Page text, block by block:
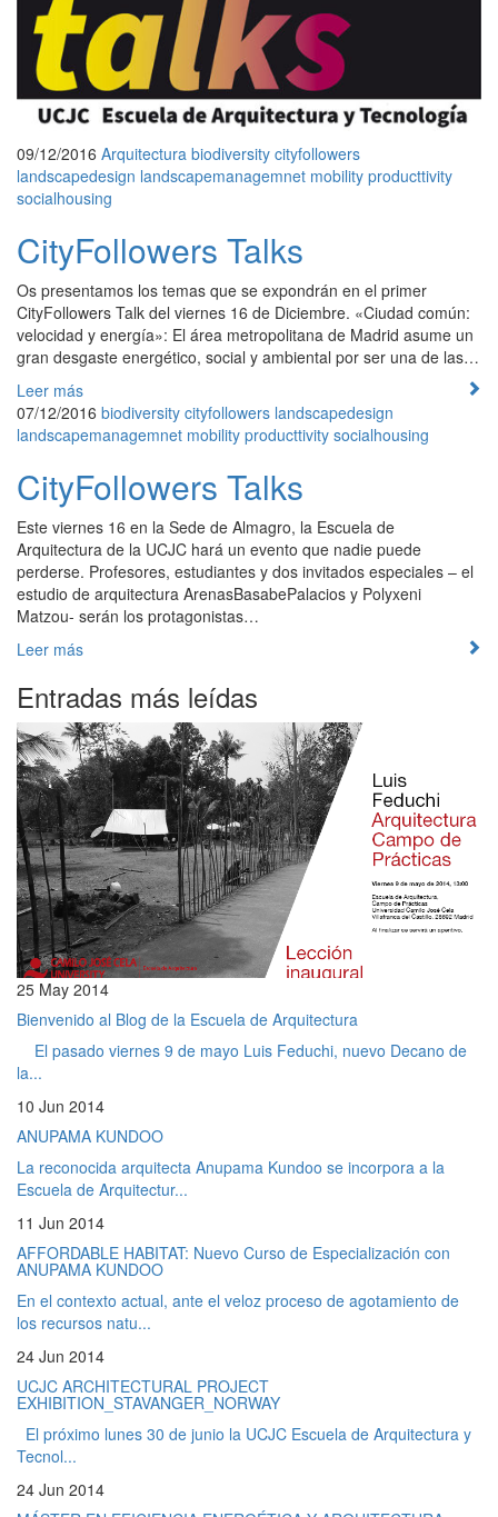
09/12/2016 Arquitectura biodiversity cityfollowers
landscapedesign landscapemanagemnet mobility producttivity
socialhousing
CityFollowers Talks
Os presentamos los temas que se expondrán en el primer
CityFollowers Talk del viernes 16 de Diciembre. «Ciudad común:
velocidad y energía»: El área metropolitana de Madrid asume un
gran desgaste energético, social y ambiental por ser una de las…
Leer más
07/12/2016 biodiversity cityfollowers landscapedesign
landscapemanagemnet mobility producttivity socialhousing
CityFollowers Talks
Este viernes 16 en la Sede de Almagro, la Escuela de
Arquitectura de la UCJC hará un evento que nadie puede
perderse. Profesores, estudiantes y dos invitados especiales – el
estudio de arquitectura ArenasBasabePalacios y Polyxeni
Matzou- serán los protagonistas…
Leer más
Entradas más leídas
25 May 2014
Bienvenido al Blog de la Escuela de Arquitectura
El pasado viernes 9 de mayo Luis Feduchi, nuevo Decano de
la...
10 Jun 2014
ANUPAMA KUNDOO
La reconocida arquitecta Anupama Kundoo se incorpora a la
Escuela de Arquitectur...
11 Jun 2014
AFFORDABLE HABITAT: Nuevo Curso de Especialización con
ANUPAMA KUNDOO
En el contexto actual, ante el veloz proceso de agotamiento de
los recursos natu...
24 Jun 2014
UCJC ARCHITECTURAL PROJECT
EXHIBITION_STAVANGER_NORWAY
El próximo lunes 30 de junio la UCJC Escuela de Arquitectura y
Tecnol...
24 Jun 2014